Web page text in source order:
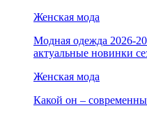
Женская мода
Модная одежда 2026-
актуальные новинки
Женская мода
Какой он –